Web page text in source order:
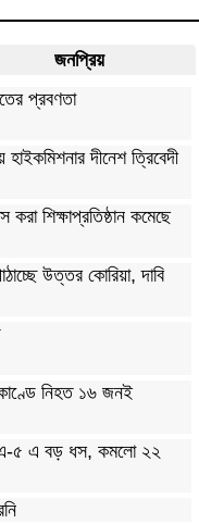
জনপ্রিয়
প্রবণতা
হাইকমিশনার দীনেশ ত্রিবেদী
শিক্ষাপ্রতিষ্ঠান কমেছে
উত্তর কোরিয়া, দাবি
নিহত ১৬ জনই
৫ এ বড় ধস, কমলো ২২